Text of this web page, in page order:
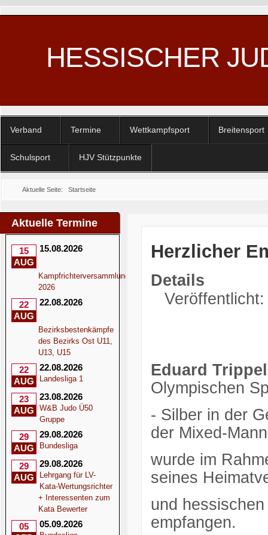
HESSISCHER
Verband Termine Wettkampfsport Breitensport
Schulsport HJV Stützpunkte
Aktuelle Seite: Startseite
Aktuelle Termine
15
AUG
15.08.2026
Kampfrichterversammlung
2026
22
AUG
22.08.2026
Bezirksbestenkämpfe
des Bezirks Ost U11,
U13, U15
22
AUG
22.08.2026
Landesliga 1
23
AUG
23.08.2026
W&B Judo Ü50
Gruppe
29
AUG
29.08.2026
Bundesliga
29
AUG
29.08.2026
Lehrgang für LV-
Kata-Wertungsrichter
+ Interessenten zum
Kata Bewerter
05
05.09.2026
Herzlicher
Details
Eduard
Olympischen
- Silber in der
der Mixed-
wurde im
seines
und
empfangen.